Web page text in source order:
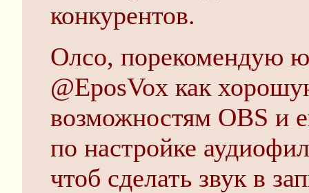
конкурентов.
Олсо, порекомендую
@EposVox как
возможностям OBS и
по настройке
чтоб сделать звук в